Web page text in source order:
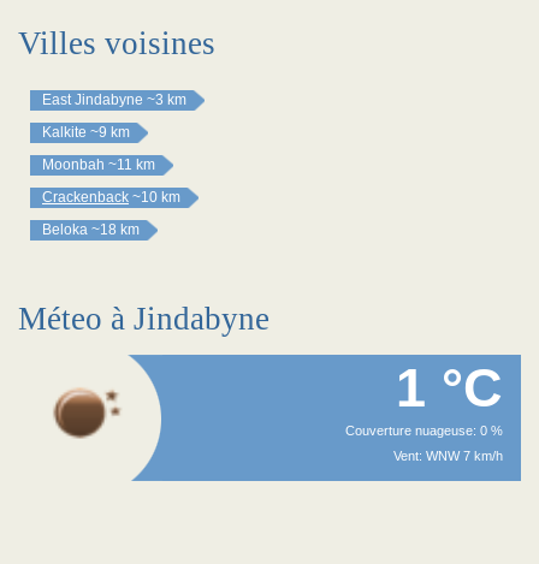
Villes voisines
East Jindabyne ~3 km
Kalkite ~9 km
Moonbah ~11 km
Crackenback ~10 km
Beloka ~18 km
Méteo à Jindabyne
1 °C
Couverture nuageuse: 0 %
Vent: WNW 7 km/h